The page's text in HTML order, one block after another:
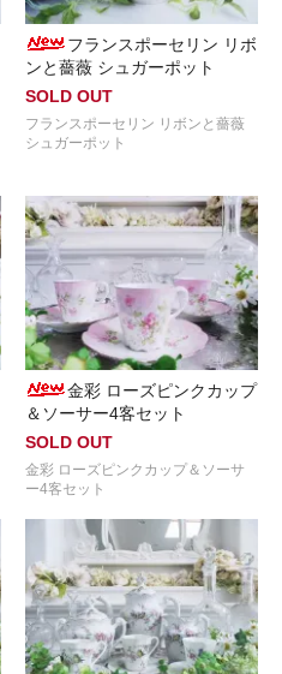
フランスポーセリン リボ
ンと薔薇 シュガーポット
SOLD OUT
フランスポーセリン リボンと薔薇
シュガーポット
金彩 ローズピンクカップ
＆ソーサー4客セット
SOLD OUT
金彩 ローズピンクカップ＆ソーサ
ー4客セット